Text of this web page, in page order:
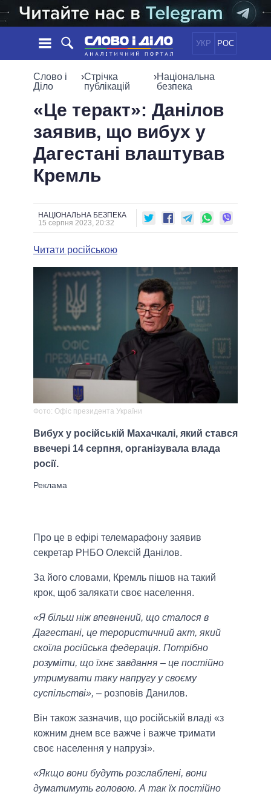
УКР РОС
НОВИНИ
СТРІЧКА
ПОДІЇ
СТАТТІ
ДУМКИ
ОГЛЯДИ
ПОЛІТИКА
ЕКОНОМІКА
СУСПІЛЬСТВО
СВІТ
ОБIЦЯНКИ
ПОЛIТИКИ
УСІ ПОЛІТИКИ
ПРЕЗИДЕНТ І ОФІС
КАБІНЕТ МІНІСТРІВ
ГОЛОВИ ОБЛАДМІНІСТРАЦІЙ
МЕРИ МІСТ
ІНФОГРАФІКА
ПІДТРИМАТИ
ПОРІВНЯННЯ ПОЛІТИКІВ
Слово і
Діло
›Стрічка
публікацій
›Національна
безпека
«Це теракт»: Данілов
заявив, що вибух у
Дагестані влаштував
Кремль
НАЦІОНАЛЬНА БЕЗПЕКА
15 серпня 2023, 20:32
Читати російською
Фото: Офіс президента України
Вибух у російській Махачкалі, який стався
ввечері 14 серпня, організувала влада
росії.
Про це в ефірі телемарафону заявив
секретар РНБО Олексій Данілов.
За його словами, Кремль пішов на такий
крок, щоб залякати своє населення.
«Я більш ніж впевнений, що сталося в
Дагестані, це терористичний акт, який
скоїла російська федерація. Потрібно
розуміти, що їхнє завдання – це постійно
утримувати таку напругу у своєму
суспільстві», – розповів Данилов.
Він також зазначив, що російській владі «з
кожним днем все важче і важче тримати
своє населення у напрузі».
«Якщо вони будуть розслаблені, вони
думатимуть головою. А так їх постійно